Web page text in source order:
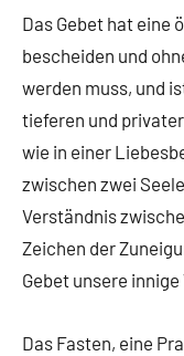
Das Gebet hat eine
bescheiden und
werden muss, und
tieferen und
wie in einer
zwischen zwei
Verständnis
Zeichen der
Gebet unsere
Das Fasten, eine